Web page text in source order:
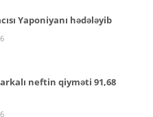
Yaponiyanı hədələyib
neftin qiyməti 91,68